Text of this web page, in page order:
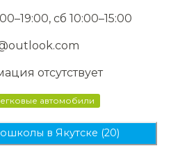
сб 10:00–15:00
отсутствует
автомобили
в Якутске (20)